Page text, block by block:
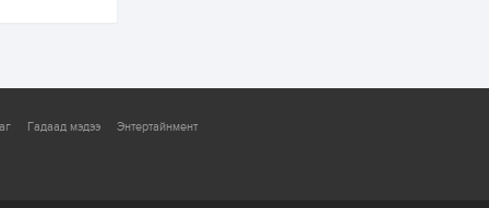
Гадаад мэдээ Энтертайнмент